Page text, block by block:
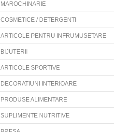
MAROCHINARIE
COSMETICE / DETERGENTI
ARTICOLE PENTRU INFRUMUSETARE
BIJUTERII
ARTICOLE SPORTIVE
DECORATIUNI INTERIOARE
PRODUSE ALIMENTARE
SUPLIMENTE NUTRITIVE